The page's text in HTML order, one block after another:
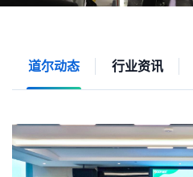
道尔动态 行业资讯